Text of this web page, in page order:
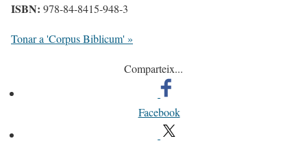
ISBN: 978-84-8415-948-3
Tonar a 'Corpus Biblicum' »
Comparteix...
Facebook